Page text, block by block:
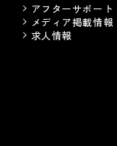
アフターサポート
メディア掲載情報
求人情報